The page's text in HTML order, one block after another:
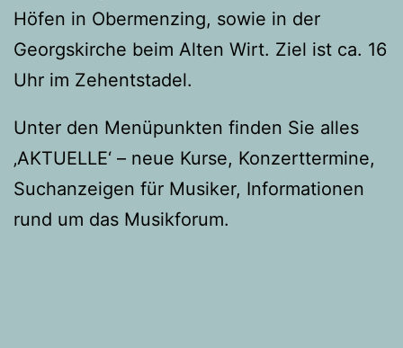
Höfen in Obermenzing, sowie in der
Georgskirche beim Alten Wirt. Ziel ist ca. 16
Uhr im Zehentstadel.
Unter den Menüpunkten finden Sie alles
‚AKTUELLE‘ – neue Kurse, Konzerttermine,
Suchanzeigen für Musiker, Informationen
rund um das Musikforum.